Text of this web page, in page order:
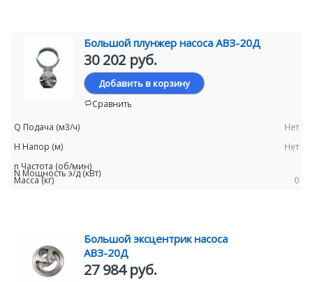
Большой плунжер насоса АВЗ-20Д
30 202 руб.
Добавить в корзину
Сравнить
Нет
Нет
0
Большой эксцентрик насоса
АВЗ-20Д
27 984 руб.